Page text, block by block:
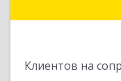
Клиентов на